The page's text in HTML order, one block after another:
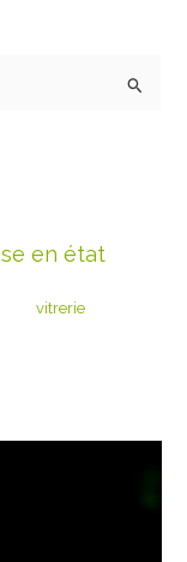
en état
vitrerie